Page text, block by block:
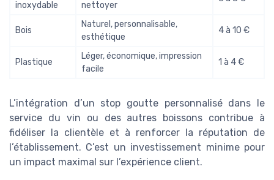
inoxydable
nettoyer
Bois
Naturel, personnalisable,
esthétique
4 à 10 €
Plastique
Léger, économique, impression
facile
1 à 4 €
L’intégration d’un stop goutte personnalisé dans le
service du vin ou des autres boissons contribue à
fidéliser la clientèle et à renforcer la réputation de
l’établissement. C’est un investissement minime pour
un impact maximal sur l’expérience client.